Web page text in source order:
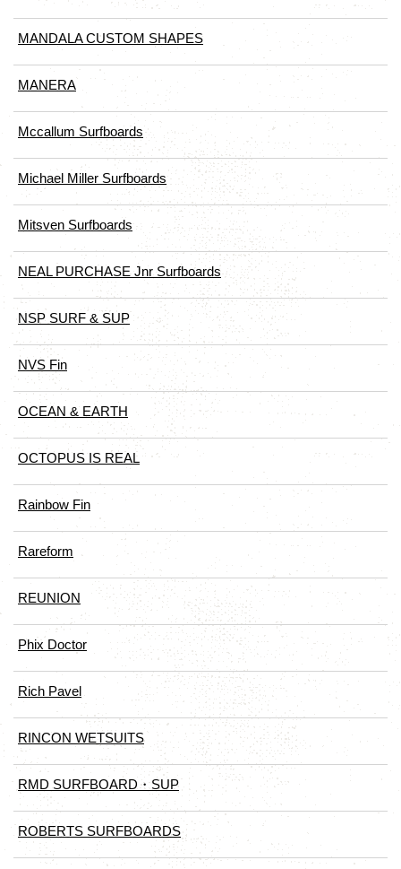
MANDALA CUSTOM SHAPES
MANERA
Mccallum Surfboards
Michael Miller Surfboards
Mitsven Surfboards
NEAL PURCHASE Jnr Surfboards
NSP SURF & SUP
NVS Fin
OCEAN & EARTH
OCTOPUS IS REAL
Rainbow Fin
Rareform
REUNION
Phix Doctor
Rich Pavel
RINCON WETSUITS
RMD SURFBOARD・SUP
ROBERTS SURFBOARDS